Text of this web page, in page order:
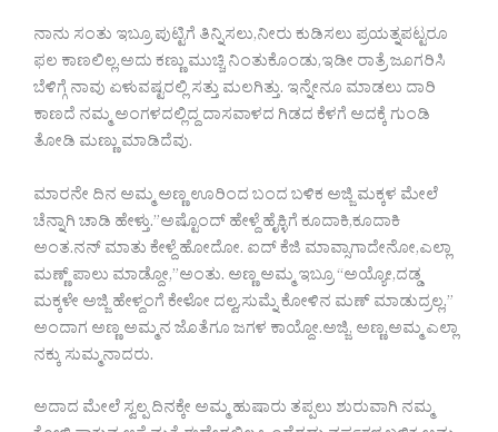
ನಾನು ಸಂತು ಇಬ್ರೂ ಪುಟ್ಟಿಗೆ ತಿನ್ನಿಸಲು,ನೀರು ಕುಡಿಸಲು ಪ್ರಯತ್ನಪಟ್ಟರೂ
ಫಲ ಕಾಣಲಿಲ್ಲ.ಅದು ಕಣ್ಣು ಮುಚ್ಚಿ ನಿಂತುಕೊಂಡು,ಇಡೀ ರಾತ್ರೆ ಜೂಗರಿಸಿ
ಬೆಳಿಗ್ಗೆ ನಾವು ಏಳುವಷ್ಟರಲ್ಲಿ ಸತ್ತು ಮಲಗಿತ್ತು. ಇನ್ನೇನೂ ಮಾಡಲು ದಾರಿ
ಕಾಣದೆ ನಮ್ಮ ಅಂಗಳದಲ್ಲಿದ್ದ ದಾಸವಾಳದ ಗಿಡದ ಕೆಳಗೆ ಅದಕ್ಕೆ ಗುಂಡಿ
ತೋಡಿ ಮಣ್ಣು ಮಾಡಿದೆವು.
ಮಾರನೇ ದಿನ ಅಮ್ಮ ಅಣ್ಣ ಊರಿಂದ ಬಂದ ಬಳಿಕ ಅಜ್ಜಿ ಮಕ್ಕಳ ಮೇಲೆ
ಚೆನ್ನಾಗಿ ಚಾಡಿ ಹೇಳ್ತು.”ಅಷ್ಟೊಂದ್ ಹೇಳ್ದೆ ಹೈಕ್ಳಿಗೆ ಕೂದಾಕಿ,ಕೂದಾಕಿ
ಅಂತ.ನನ್ ಮಾತು ಕೇಳ್ದೆ ಹೋದೋ. ಐದ್ ಕೆಜಿ ಮಾವ್ಸಾಗಾದೇನೋ,ಎಲ್ಲಾ
ಮಣ್ಣ್ ಪಾಲು ಮಾಡ್ದೋ,”ಅಂತು. ಅಣ್ಣ ಅಮ್ಮ ಇಬ್ರೂ “ಅಯ್ಯೋ,ದಡ್ಡ
ಮಕ್ಕಳೇ ಅಜ್ಜಿ ಹೇಳ್ದಂಗೆ ಕೇಳೋ ದಲ್ವ,ಸುಮ್ನೆ ಕೋಳಿನ ಮಣ್ ಮಾಡುದ್ರಲ್ಲ,”
ಅಂದಾಗ ಅಣ್ಣ ಅಮ್ಮನ ಜೊತೆಗೂ ಜಗಳ ಕಾಯ್ದೋ.ಅಜ್ಜಿ, ಅಣ್ಣ,ಅಮ್ಮ ಎಲ್ಲಾ
ನಕ್ಕು ಸುಮ್ಮನಾದರು.
ಅದಾದ ಮೇಲೆ ಸ್ವಲ್ಪ ದಿನಕ್ಕೇ ಅಮ್ಮ ಹುಷಾರು ತಪ್ಪಲು ಶುರುವಾಗಿ ನಮ್ಮ